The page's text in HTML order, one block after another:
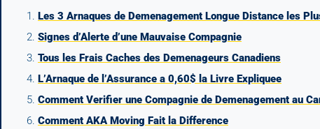
Les 3 Arnaques de Demenagement Longue Distance les
Signes d’Alerte d’une Mauvaise Compagnie
Tous les Frais Caches des Demenageurs Canadiens
L’Arnaque de l’Assurance a 0,60$ la Livre Expliquee
Comment Verifier une Compagnie de Demenagement au
Comment AKA Moving Fait la Difference